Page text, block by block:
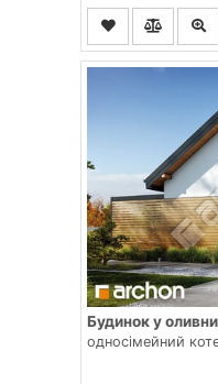
Будинок у
односімейний